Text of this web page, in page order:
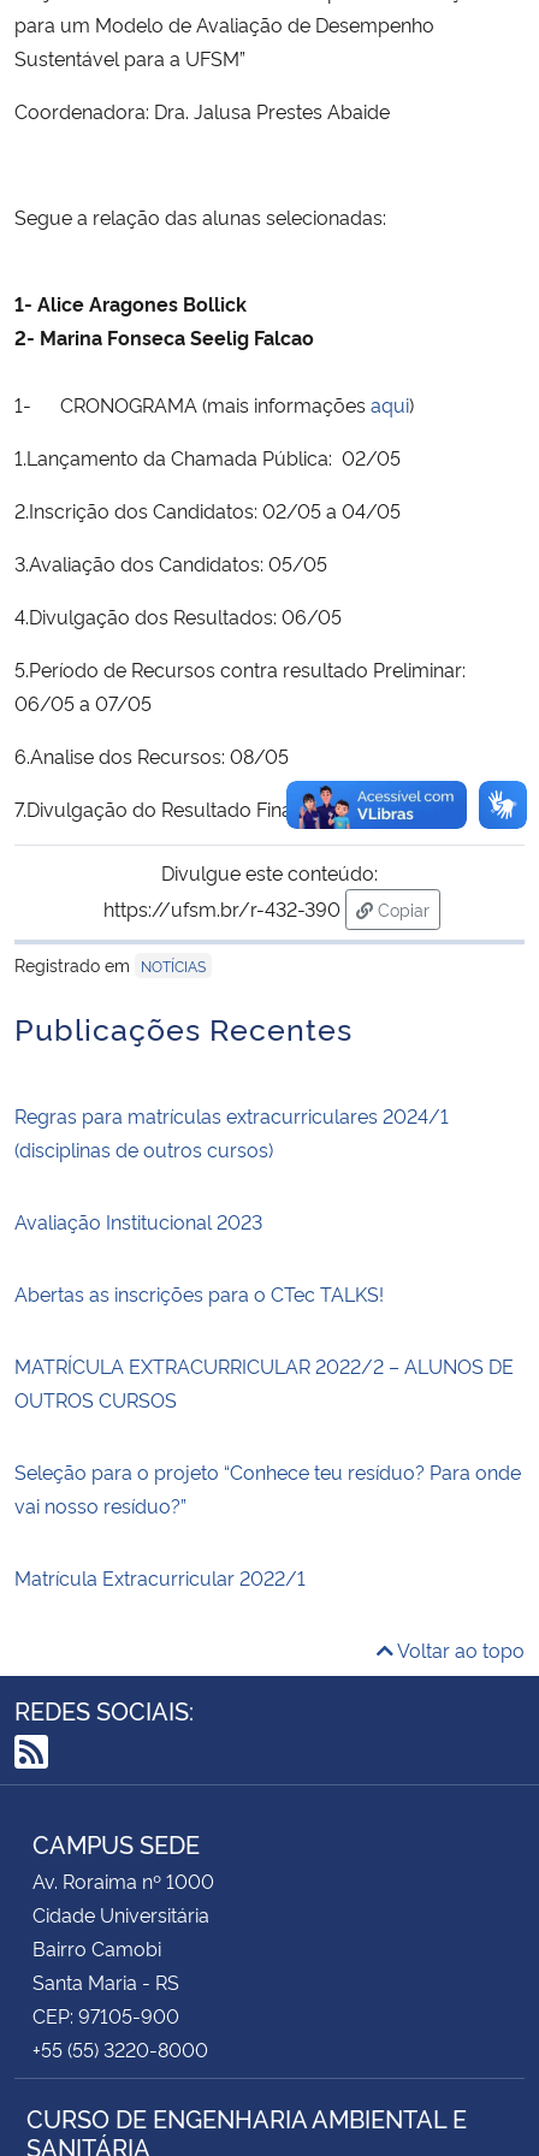
Secretaria-Geral
Secretaria de Governo
Banco Central do Brasil
para um Modelo de Avaliação de Desempenho
Sustentável para a UFSM”
Coordenadora: Dra. Jalusa Prestes Abaide
Segue a relação das alunas selecionadas:
1- Alice Aragones Bollick
2- Marina Fonseca Seelig Falcao
1- CRONOGRAMA (mais informações aqui)
1.Lançamento da Chamada Pública: 02/05
2.Inscrição dos Candidatos: 02/05 a 04/05
3.Avaliação dos Candidatos: 05/05
4.Divulgação dos Resultados: 06/05
5.Período de Recursos contra resultado Preliminar:
06/05 a 07/05
6.Analise dos Recursos: 08/05
7.Divulgação do Resultado Final: 09/05
Divulgue este conteúdo:
https://ufsm.br/r-432-390
Copiar
para área de
Registrado em
NOTÍCIAS
Publicações Recentes
Regras para matrículas extracurriculares 2024/1
(disciplinas de outros cursos)
Avaliação Institucional 2023
Abertas as inscrições para o CTec TALKS!
MATRÍCULA EXTRACURRICULAR 2022/2 – ALUNOS DE
OUTROS CURSOS
Seleção para o projeto “Conhece teu resíduo? Para onde
vai nosso resíduo?”
Matrícula Extracurricular 2022/1
Voltar ao topo
REDES SOCIAIS:
RSS
CAMPUS SEDE
Av. Roraima nº 1000
Cidade Universitária
Bairro Camobi
Santa Maria - RS
CEP: 97105-900
+55 (55) 3220-8000
CURSO DE ENGENHARIA AMBIENTAL E
SANITÁRIA